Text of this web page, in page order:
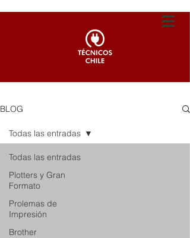
BLOG
Todas las entradas
Plotters y Gran
Formato
Prolemas de
Impresión
Brother
Todas las entradas